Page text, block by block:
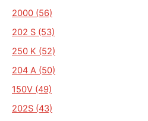
2000 (56)
202 S (53)
250 K (52)
204 A (50)
150V (49)
202S (43)